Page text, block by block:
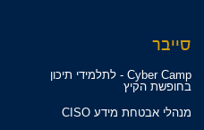
סייבר
Cyber Camp - לתלמידי תיכון
בחופשת הקיץ
מנהלי אבטחת מידע CISO